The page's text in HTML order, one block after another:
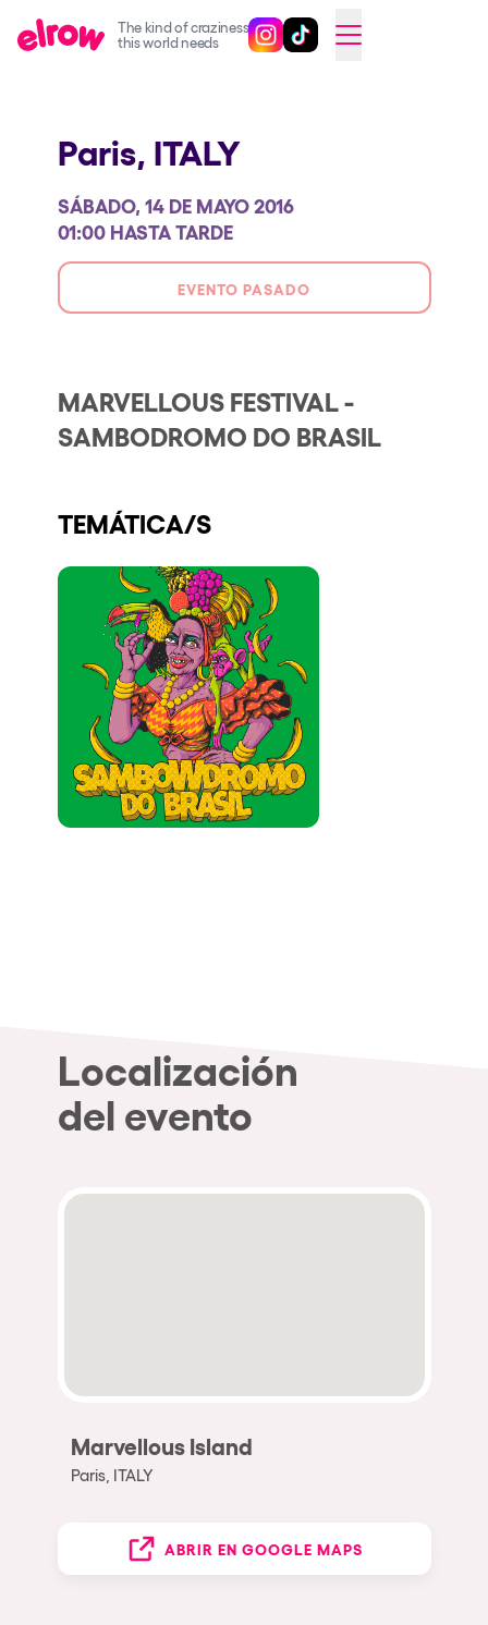
The kind of craziness
this world needs
Sigue @elrowofficial en
Sigue @elrowofficial en
SWITCH TO ENGLISH
elrow Ibiza x [UNVRS] 2026
elrow Town 2026
Snowrow Festival 2026
elrow Island 2026
elrow Shop
Our Creative World
Music
Quienes somos
¿Quieres trabajar con nosotros?
elrow News
Síguenos en tiktok
Síguenos en facebook
Síguenos en instagram
Síguenos en twitter
Síguenos en linkedin
Síguenos en youtube
Política de Privacidad
Política de Cookies
Política de Sostenibilidad
Paris, ITALY
SÁBADO, 14 DE MAYO 2016
01:00 HASTA TARDE
EVENTO PASADO
MARVELLOUS FESTIVAL -
SAMBODROMO DO BRASIL
TEMÁTICA/S
Localización
del evento
Marvellous Island
Paris, ITALY
ABRIR EN GOOGLE MAPS